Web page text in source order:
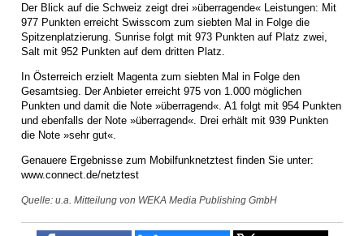
Der Blick auf die Schweiz zeigt drei »überragende« Leistungen: Mit
977 Punkten erreicht Swisscom zum siebten Mal in Folge die
Spitzenplatzierung. Sunrise folgt mit 973 Punkten auf Platz zwei,
Salt mit 952 Punkten auf dem dritten Platz.
In Österreich erzielt Magenta zum siebten Mal in Folge den
Gesamtsieg. Der Anbieter erreicht 975 von 1.000 möglichen
Punkten und damit die Note »überragend«. A1 folgt mit 954 Punkten
und ebenfalls der Note »überragend«. Drei erhält mit 939 Punkten
die Note »sehr gut«.
Genauere Ergebnisse zum Mobilfunknetztest finden Sie unter:
www.connect.de/netztest
Quelle: u.a. Mitteilung von WEKA Media Publishing GmbH